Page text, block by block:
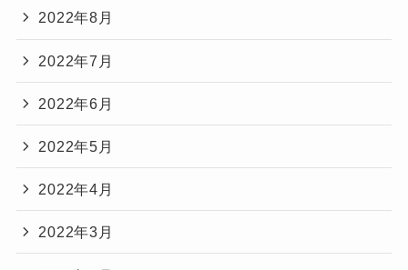
2022年8月
2022年7月
2022年6月
2022年5月
2022年4月
2022年3月